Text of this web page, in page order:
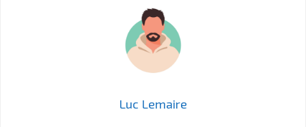
Luc Lemaire